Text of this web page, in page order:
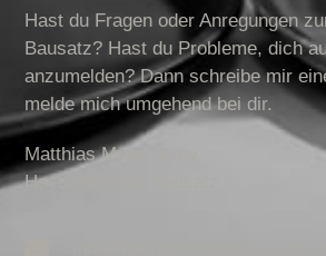
Hast du Fragen oder Anregungen
Bausatz? Hast du Probleme, dich
anzumelden? Dann schreibe mir
melde mich umgehend bei dir.
Matthias Müller-Krey
Hochzeitsrede-Bausatz